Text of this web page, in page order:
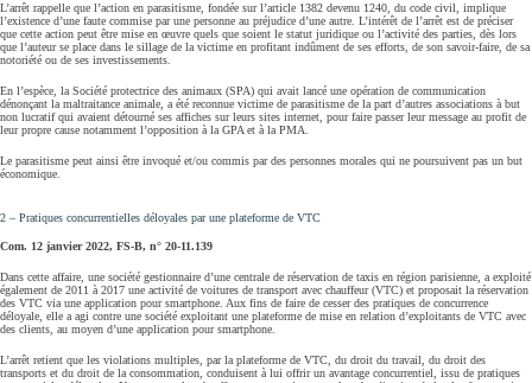
L’arrêt rappelle que l’action en parasitisme, fondée sur l’article 1382 devenu 1240, du code civil, implique
l’existence d’une faute commise par une personne au préjudice d’une autre. L’intérêt de l’arrêt est de préciser
que cette action peut être mise en œuvre quels que soient le statut juridique ou l’activité des parties, dès lors
que l’auteur se place dans le sillage de la victime en profitant indûment de ses efforts, de son savoir-faire, de sa
notoriété ou de ses investissements.
En l’espèce, la Société protectrice des animaux (SPA) qui avait lancé une opération de communication
dénonçant la maltraitance animale, a été reconnue victime de parasitisme de la part d’autres associations à but
non lucratif qui avaient détourné ses affiches sur leurs sites internet, pour faire passer leur message au profit de
leur propre cause notamment l’opposition à la GPA et à la PMA.
Le parasitisme peut ainsi être invoqué et/ou commis par des personnes morales qui ne poursuivent pas un but
économique.
2 – Pratiques concurrentielles déloyales par une plateforme de VTC
Com. 12 janvier 2022, FS‑B, n° 20‑11.139
Dans cette affaire, une société gestionnaire d’une centrale de réservation de taxis en région parisienne, a exploité
également de 2011 à 2017 une activité de voitures de transport avec chauffeur (VTC) et proposait la réservation
des VTC via une application pour smartphone. Aux fins de faire de cesser des pratiques de concurrence
déloyale, elle a agi contre une société exploitant une plateforme de mise en relation d’exploitants de VTC avec
des clients, au moyen d’une application pour smartphone.
L’arrêt retient que les violations multiples, par la plateforme de VTC, du droit du travail, du droit des
transports et du droit de la consommation, conduisent à lui offrir un avantage concurrentiel, issu de pratiques